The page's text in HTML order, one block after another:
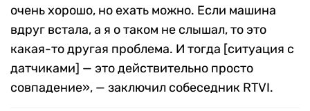
очень хорошо, но ехать можно. Если машина
вдруг встала, а я о таком не слышал, то это
какая-то другая проблема. И тогда [ситуация с
датчиками] — это действительно просто
совпадение», — заключил собеседник RTVI.